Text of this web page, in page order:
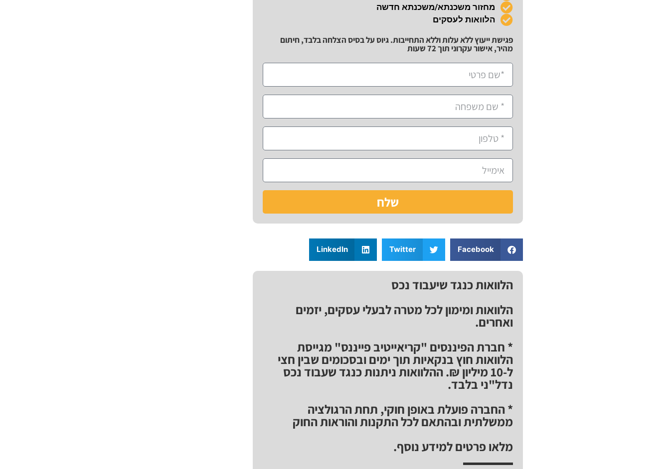
מחזור משכנתא/משכנתא חדשה
הלוואות לעסקים
פגישת ייעוץ ללא עלות וללא התחייבות. גיוס על בסיס הצלחה בלבד, חיתום
מהיר, אישור עקרוני תוך 72 שעות
שלח
Facebook
Twitter
LinkedIn
הלוואות כנגד שיעבוד נכס
הלוואות ומימון לכל מטרה לבעלי עסקים, יזמים
ואחרים.
* חברת הפיננסים "קריאייטיב פייננס" מגייסת
הלוואות חוץ בנקאיות תוך ימים ובסכומים שבין חצי
ל-10 מיליון ₪. ההלוואות ניתנות כנגד שעבוד נכס
נדל"ני בלבד.
* החברה פועלת באופן חוקי, תחת הרגולציה
ממשלתית ובהתאם לכל התקנות והוראות החוק
מלאו פרטים למידע נוסף.